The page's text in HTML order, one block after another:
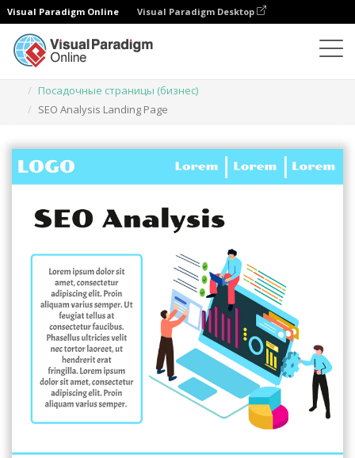
Visual Paradigm Online Visual Paradigm Desktop
Посадочные страницы (бизнес)
SEO Analysis Landing Page